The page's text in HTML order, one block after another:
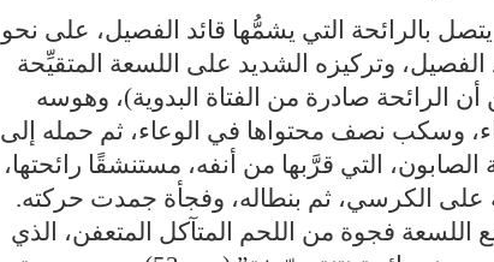
بالرائحة التي يشمُّها قائد الفصيل، على نحو
وتركيزه الشديد على اللسعة المتقيِّحة
الرائحة صادرة من الفتاة البدوية)، وهوسه
وسكب نصف محتواها في الوعاء، ثم حمله إلى
التي قرَّبها من أنفه، مستنشقًا رائحتها،
على الكرسي، ثم بنطاله، وفجأة جمدت حركته.
فجوة من اللحم المتآكل المتعفن، الذي